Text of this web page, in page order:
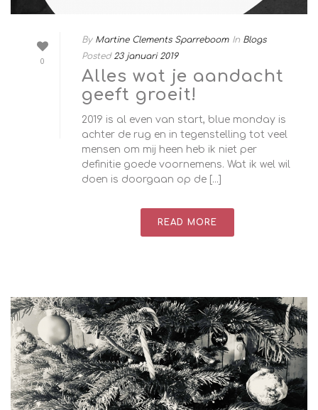
0
By Martine Clements Sparreboom In Blogs
Posted 23 januari 2019
Alles wat je aandacht
geeft groeit!
2019 is al even van start, blue monday is
achter de rug en in tegenstelling tot veel
mensen om mij heen heb ik niet per
definitie goede voornemens. Wat ik wel wil
doen is doorgaan op de [...]
READ MORE